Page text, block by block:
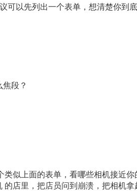
可以先列出一个表单，想清楚你到
段？
似上面的表单，看哪些相机接近
店里，把店员问到崩溃，把相机拿